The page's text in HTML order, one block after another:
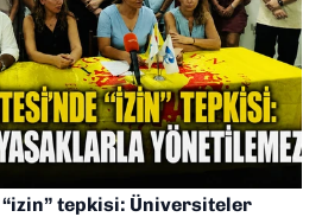
“izin” tepkisi: Üniversiteler